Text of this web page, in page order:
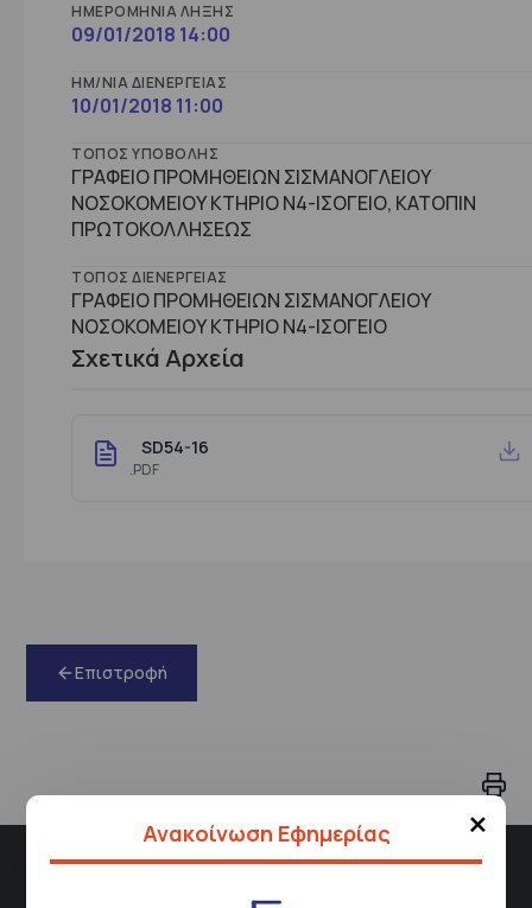
×
Ανακοίνωση Εφημερίας
ΗΜΕΡΟΜΗΝΊΑ ΛΉΞΗΣ
09/01/2018 14:00
ΗΜ/ΝΊΑ ΔΙΕΝΈΡΓΕΙΑΣ
10/01/2018 11:00
ΤΌΠΟΣ ΥΠΟΒΟΛΉΣ
ΓΡΑΦΕΙΟ ΠΡΟΜΗΘΕΙΩΝ ΣΙΣΜΑΝΟΓΛΕΙΟΥ
ΝΟΣΟΚΟΜΕΙΟΥ ΚΤΗΡΙΟ Ν4-ΙΣΟΓΕΙΟ, ΚΑΤΟΠΙΝ
ΠΡΩΤΟΚΟΛΛΗΣΕΩΣ
ΤΌΠΟΣ ΔΙΕΝΈΡΓΕΙΑΣ
ΓΡΑΦΕΙΟ ΠΡΟΜΗΘΕΙΩΝ ΣΙΣΜΑΝΟΓΛΕΙΟΥ
ΝΟΣΟΚΟΜΕΙΟΥ ΚΤHΡΙΟ Ν4-ΙΣΟΓΕΙΟ
Σχετικά Αρχεία
SD54-16
.PDF
Επιστροφή
Διεύθυνση